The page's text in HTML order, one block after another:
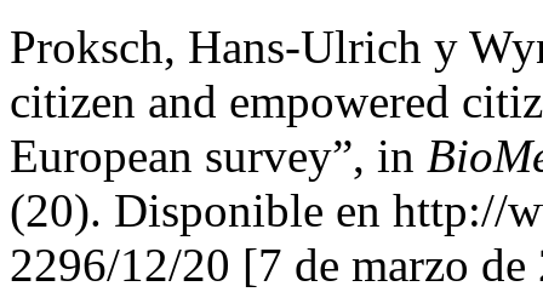
Proksch, Hans-Ulrich y
citizen and empowered
European survey”, in
(20). Disponible en http://
2296/12/20 [7 de marzo de